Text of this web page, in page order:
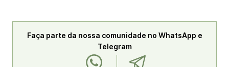
Faça parte da nossa comunidade no WhatsApp e
Telegram